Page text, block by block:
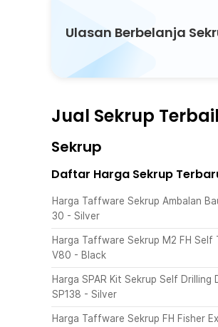
Ulasan Berbelanja
Jual Sekrup
Sekrup
Daftar Harga Sekrup
Harga Taffware Sekrup Ambalan
30 - Silver
Harga Taffware Sekrup M2 FH
V80 - Black
Harga SPAR Kit Sekrup Self
SP138 - Silver
Harga Taffware Sekrup FH Fisher